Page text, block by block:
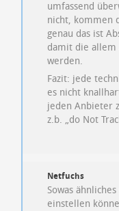
umfassend
nicht, kommen
genau das ist
damit die allem
werden.
Fazit: jede
es nicht
jeden Anbieter
z.b. „do Not
Netfuchs
Sowas
einstellen